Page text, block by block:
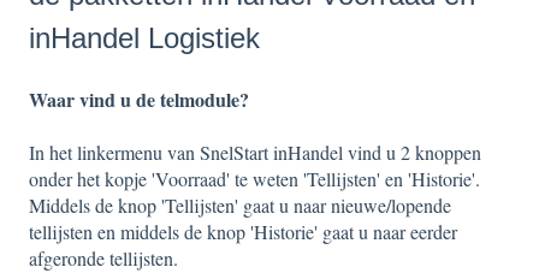
inHandel Logistiek
Waar vind u de telmodule?
In het linkermenu van SnelStart inHandel vind u 2 knoppen
onder het kopje 'Voorraad' te weten 'Tellijsten' en 'Historie'.
Middels de knop 'Tellijsten' gaat u naar nieuwe/lopende
tellijsten en middels de knop 'Historie' gaat u naar eerder
afgeronde tellijsten.